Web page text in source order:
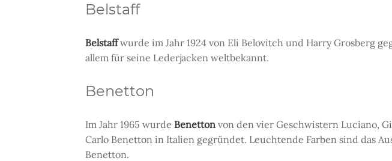
Belstaff
Belstaffwurde im Jahr 1924 von Eli Belovitch und Harry Grosberg
allem für seine Lederjacken weltbekannt.
Benetton
Im Jahr 1965 wurde Benetton von den vier Geschwistern Luciano,
Carlo Benetton in Italien gegründet. Leuchtende Farben sind das
Benetton.